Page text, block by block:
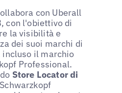
con Uberall
con l'obiettivo di
la visibilità e
dei suoi marchi di
incluso il marchio
Professional.
Store Locator di